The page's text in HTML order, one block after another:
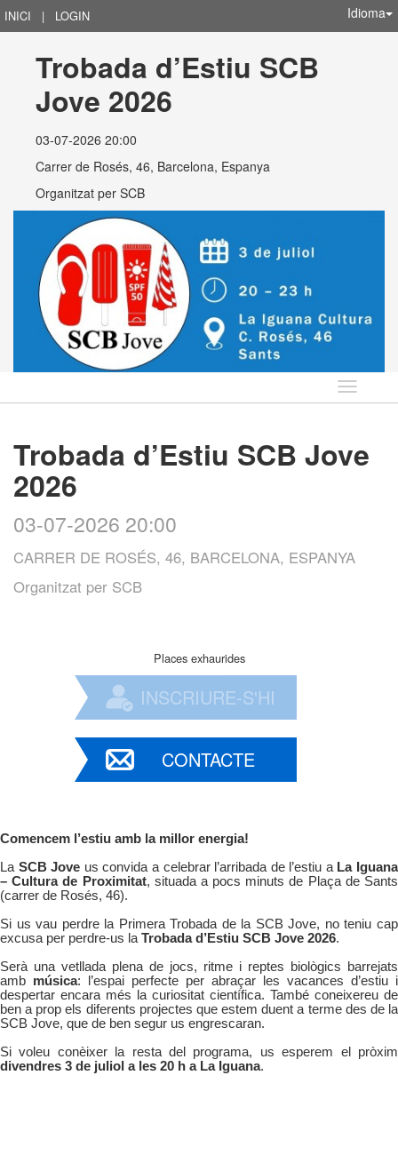
INICI | LOGIN Idioma
Trobada d’Estiu SCB
Jove 2026
03-07-2026 20:00
Carrer de Rosés, 46, Barcelona, Espanya
Organitzat per SCB
Idioma
Trobada d’Estiu SCB Jove
2026
03-07-2026 20:00
CARRER DE ROSÉS, 46, BARCELONA, ESPANYA
Organitzat per SCB
Places exhaurides
INSCRIURE-S'HI
CONTACTE
Comencem l’estiu amb la millor energia!
La SCB Jove us convida a celebrar l’arribada de l’estiu a La Iguana
– Cultura de Proximitat, situada a pocs minuts de Plaça de Sants
(carrer de Rosés, 46).
Si us vau perdre la Primera Trobada de la SCB Jove, no teniu cap
excusa per perdre-us la Trobada d’Estiu SCB Jove 2026.
Serà una vetllada plena de jocs, ritme i reptes biològics barrejats
amb música: l’espai perfecte per abraçar les vacances d’estiu i
despertar encara més la curiositat científica. També coneixereu de
ben a prop els diferents projectes que estem duent a terme des de la
SCB Jove, que de ben segur us engrescaran.
Si voleu conèixer la resta del programa, us esperem el pròxim
divendres 3 de juliol a les 20 h a La Iguana.